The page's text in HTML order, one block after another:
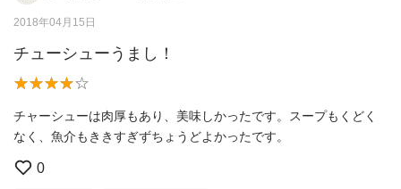
2018年04月15日
チューシューうまし！
チャーシューは肉厚もあり、美味しかったです。スープもくどく
なく、魚介もききすぎずちょうどよかったです。
0